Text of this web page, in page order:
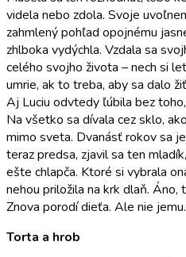
videla nebo zdola. Svoje
zahmlený pohľad opojnému
zhlboka vydýchla. Vzdala sa
celého svojho života – nech si
umrie, ak to treba, aby sa dalo
Aj Luciu odvtedy ľúbila bez
Na všetko sa dívala cez sklo,
mimo sveta. Dvanásť rokov sa
teraz predsa, zjavil sa ten
ešte chlapča. Ktoré si vybrala
nehou priložila na krk dlaň. Áno,
Znova porodí dieťa. Ale nie
Torta a hrob